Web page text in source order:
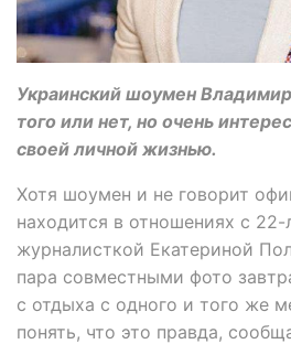
Украинский шоумен
того или нет, но очень
своей личной жизнью.
Хотя шоумен и не говорит
находится в отношениях с 22-
журналисткой Екатериной
пара совместными фото
с отдыха с одного и того же
понять, что это правда,